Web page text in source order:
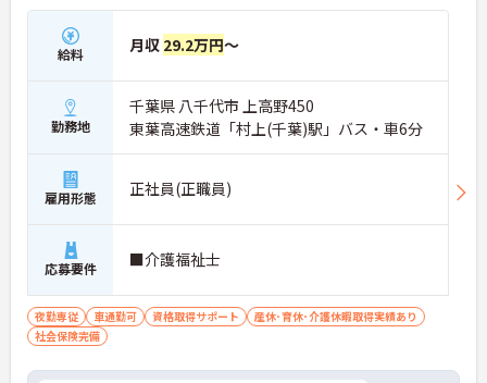
給料 月収 29.2万円～
勤務地
千葉県 八千代市 上高野450
東葉高速鉄道「村上(千葉)駅」バス・車6分
雇用形態 正社員(正職員)
応募要件 ■介護福祉士
夜勤専従 車通勤可 資格取得サポート
産休･育休･介護休暇取得実績あり
社会保険完備